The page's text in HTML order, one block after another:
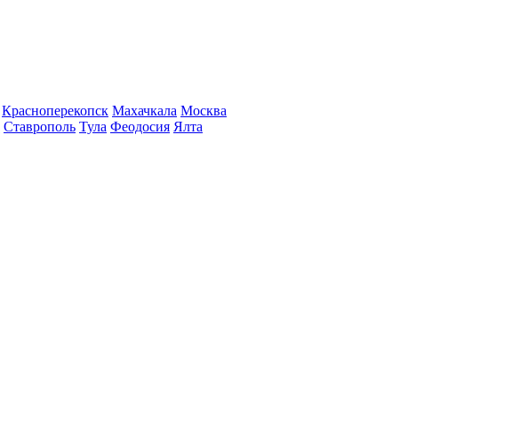
Красноперекопск Махачкала Москва
Ставрополь Тула Феодосия Ялта